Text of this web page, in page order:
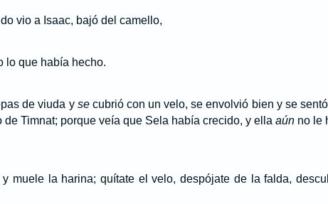
vio a Isaac, bajó del camello,
lo que había hecho.
de viuda y secubrió con un velo, se envolvió bien y se
de Timnat; porque veía que Sela había crecido, y ellaaún no le
muele la harina; quítate el velo, despójate de la falda,